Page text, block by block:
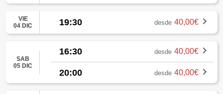
VIE
04 DIC
19:30 desde 40,00€
SAB
05 DIC
16:30 desde 40,00€
20:00 desde 40,00€